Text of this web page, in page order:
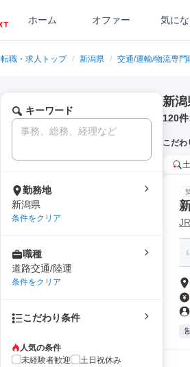
ホーム オファー 気に
転職・求人トップ / 新潟県 / 交通/運輸/物流専門
キーワード
勤務地
新潟県
条件をクリア
職種
道路交通/陸運
条件をクリア
こだわり条件
人気の条件
未経験者歓迎
土日祝休み
新潟
120件
こだわ